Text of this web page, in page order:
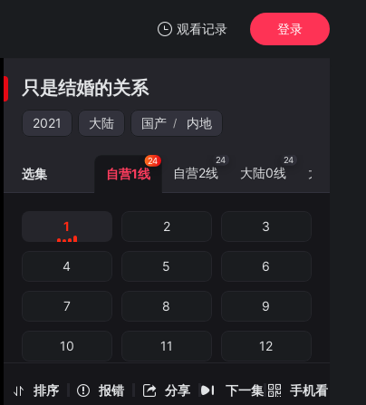
观看记录
我的观影记录
1
只是结婚的关系
登录
只是结婚的关系
2021 大陆 国产 / 内地
排序 报错 分享 下一集 手机看
选集 自营1线
24
自营2线
24
大陆0线
24
大陆5线
1 2 3
4 5 6
7 8 9
10 11 12
14 15